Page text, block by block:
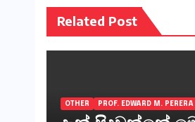
Related Post
OTHER PROF. EDWARD M. PERERA